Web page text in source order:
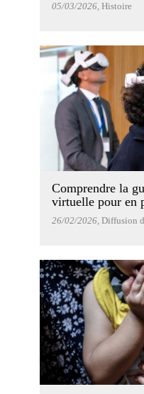
05/03/2026, Histoire
Comprendre la
virtuelle pour en
26/02/2026, Diffusion